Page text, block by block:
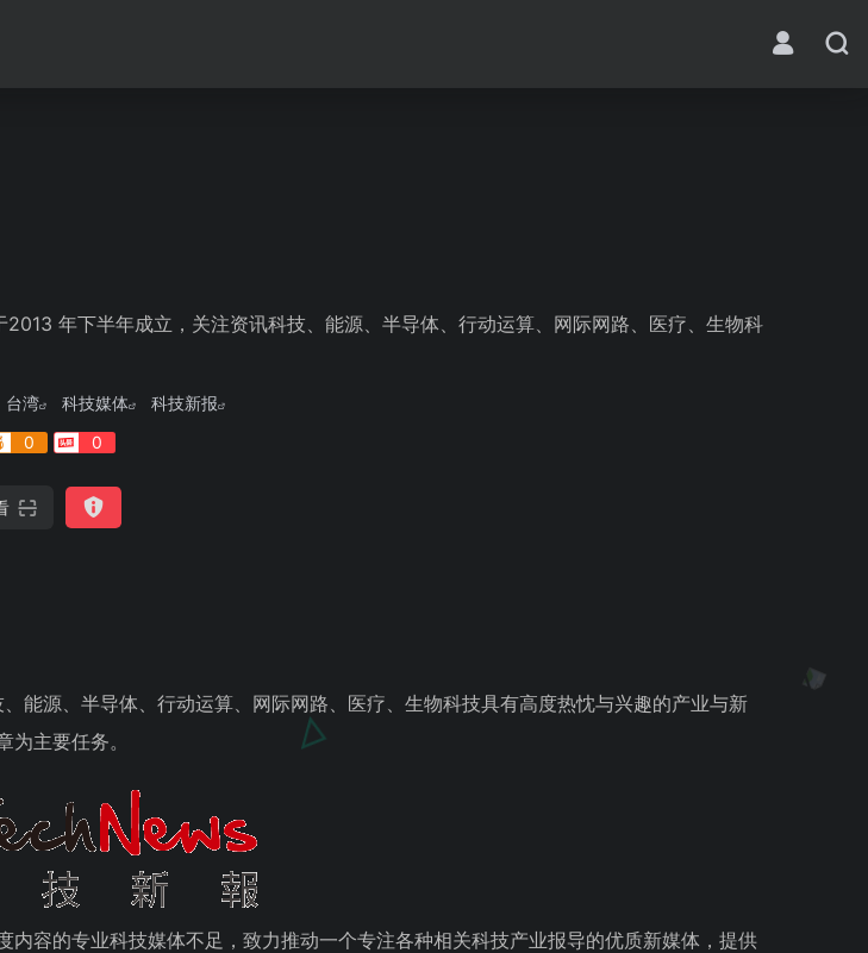
年下半年成立，关注资讯科技、能源、半导体、行动运算、网际网路、医疗、生物科
台湾 科技媒体
科技新报
0 0
能源、半导体、行动运算、网际网路、医疗、生物科技具有高度热忱与兴趣的产业与新
主要任务。
容的专业科技媒体不足，致力推动一个专注各种相关科技产业报导的优质新媒体，提供